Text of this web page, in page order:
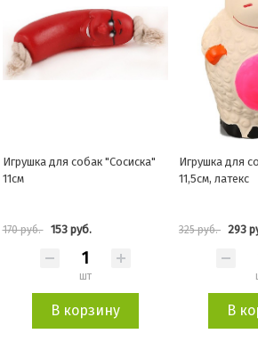
Игрушка для собак "Овечка"
11,5см, латекс
325 руб. 293 руб.
шт
В корзину
Игрушка Bliss
Птичка
172 руб. 155
В